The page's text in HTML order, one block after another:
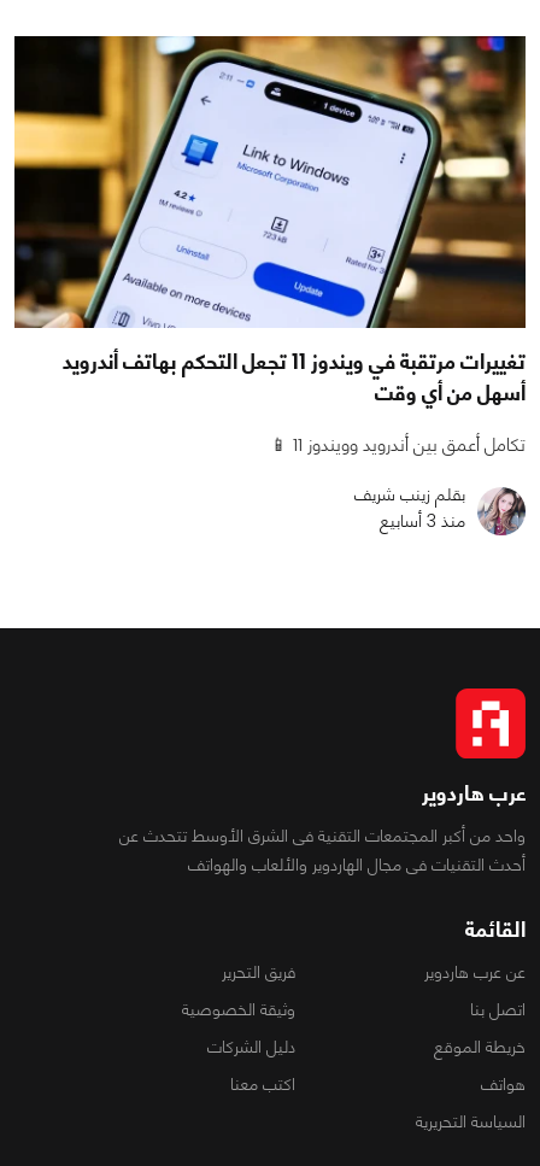
تغييرات مرتقبة في ويندوز 11 تجعل التحكم بهاتف أندرويد
أسهل من أي وقت
تكامل أعمق بين أندرويد وويندوز 11 📱
بقلم زينب شريف
منذ 3 أسابيع
عرب هاردوير
واحد من أكبر المجتمعات التقنية فى الشرق الأوسط تتحدث عن
أحدث التقنيات فى مجال الهاردوير والألعاب والهواتف
القائمة
عن عرب هاردوير
فريق التحرير
اتصل بنا
وثيقة الخصوصية
خريطة الموقع
دليل الشركات
هواتف
اكتب معنا
السياسة التحريرية